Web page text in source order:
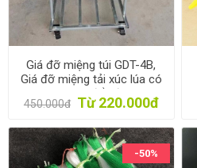
Giá đỡ miệng túi GDT-4B,
Giá đỡ miệng tải xúc lúa có
bánh xe, Xe đẩy đa năng
450.000đ Từ 220.000đ
-50%